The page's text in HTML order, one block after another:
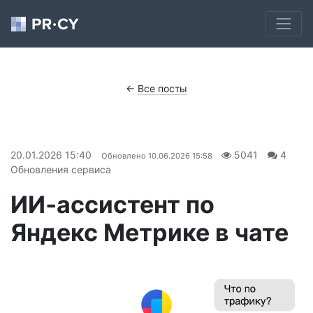
← Все посты
20.01.2026 15:40 Обновлено 10.06.2026 15:58 5041
4
Обновления сервиса
ИИ‑ассистент по
Яндекс Метрике в чате